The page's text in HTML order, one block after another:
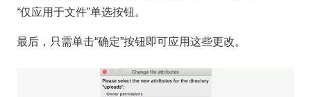
“仅应用于文件”单选按钮。
最后，只需单击“确定”按钮即可应用这些更改。